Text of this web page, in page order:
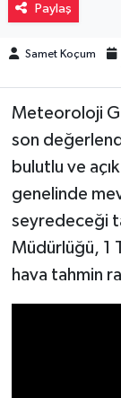
Paylaş
Samet Koçum
Meteoroloji
son
bulutlu ve
genelinde
seyredeceği
Müdürlüğü, 1
hava tahmin
Sinemalar
Siyaset
Spor
Teknoloji
Türkiye
Video